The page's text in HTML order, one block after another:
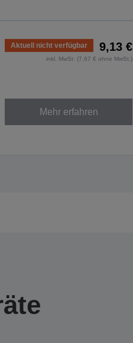
Aktuell nicht verfügbar 9,13 €
inkl. MwSt. (7,67 € ohne MwSt.)
Mehr erfahren